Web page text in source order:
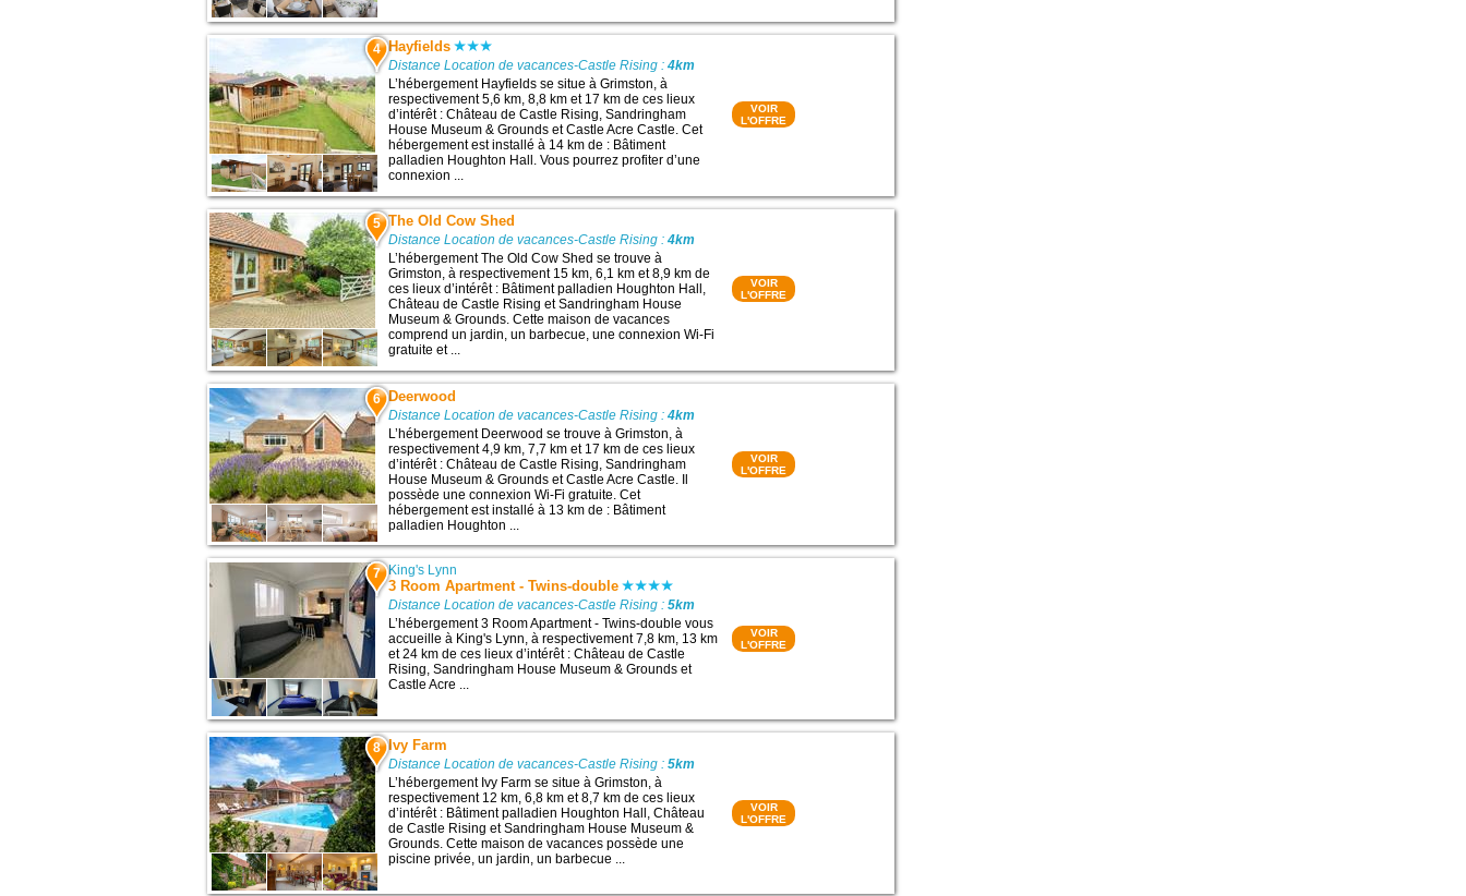
4 Hayfields
Distance Location de vacances-Castle Rising :4km
L’hébergement Hayfields se situe à Grimston, à
respectivement 5,6 km, 8,8 km et 17 km de ces lieux
d’intérêt : Château de Castle Rising, Sandringham
House Museum & Grounds et Castle Acre Castle. Cet
hébergement est installé à 14 km de : Bâtiment
palladien Houghton Hall. Vous pourrez profiter d’une
connexion ...
VOIR
L'OFFRE
5 The Old Cow Shed
Distance Location de vacances-Castle Rising :4km
L’hébergement The Old Cow Shed se trouve à
Grimston, à respectivement 15 km, 6,1 km et 8,9 km de
ces lieux d’intérêt : Bâtiment palladien Houghton Hall,
Château de Castle Rising et Sandringham House
Museum & Grounds. Cette maison de vacances
comprend un jardin, un barbecue, une connexion Wi-Fi
gratuite et ...
VOIR
L'OFFRE
6 Deerwood
Distance Location de vacances-Castle Rising :4km
L’hébergement Deerwood se trouve à Grimston, à
respectivement 4,9 km, 7,7 km et 17 km de ces lieux
d’intérêt : Château de Castle Rising, Sandringham
House Museum & Grounds et Castle Acre Castle. Il
possède une connexion Wi-Fi gratuite. Cet
hébergement est installé à 13 km de : Bâtiment
palladien Houghton ...
VOIR
L'OFFRE
7 King's Lynn
3 Room Apartment - Twins-double
Distance Location de vacances-Castle Rising :5km
L’hébergement 3 Room Apartment - Twins-double vous
accueille à King's Lynn, à respectivement 7,8 km, 13 km
et 24 km de ces lieux d’intérêt : Château de Castle
Rising, Sandringham House Museum & Grounds et
Castle Acre ...
VOIR
L'OFFRE
8 Ivy Farm
Distance Location de vacances-Castle Rising :5km
L’hébergement Ivy Farm se situe à Grimston, à
respectivement 12 km, 6,8 km et 8,7 km de ces lieux
d’intérêt : Bâtiment palladien Houghton Hall, Château
de Castle Rising et Sandringham House Museum &
Grounds. Cette maison de vacances possède une
piscine privée, un jardin, un barbecue ...
VOIR
L'OFFRE